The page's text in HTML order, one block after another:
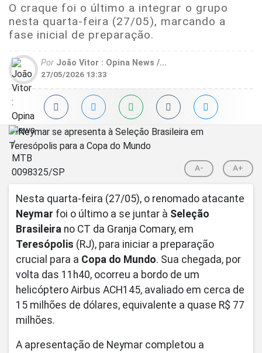
O craque foi o último a integrar o grupo
nesta quarta-feira (27/05), marcando a
fase inicial de preparação.
Por João Vitor : Opina News /...
27/05/2026 13:33
A- A+
Nesta quarta-feira (27/05), o renomado atacante
Neymar foi o último a se juntar à Seleção
Brasileira no CT da Granja Comary, em
Teresópolis (RJ), para iniciar a preparação
crucial para a Copa do Mundo. Sua chegada, por
volta das 11h40, ocorreu a bordo de um
helicóptero Airbus ACH145, avaliado em cerca de
15 milhões de dólares, equivalente a quase R$ 77
milhões.
A apresentação de Neymar completou a